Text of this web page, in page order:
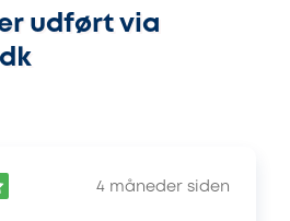
udført via
4 måneder siden